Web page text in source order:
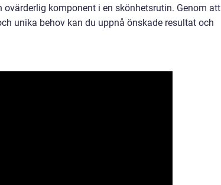
komponent i en skönhetsrutin. Genom att
unika behov kan du uppnå önskade resultat och